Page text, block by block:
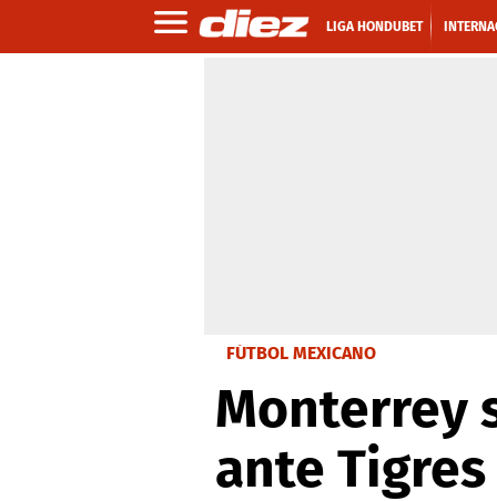
LIGA HONDUBET
FÚTBOL MEXICANO
Monterrey
ante